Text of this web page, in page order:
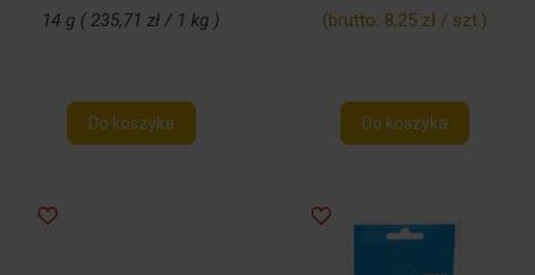
14 g ( 235,71 zł / 1 kg )
Do koszyka
(brutto: 8,25 zł / szt.)
Do koszyka